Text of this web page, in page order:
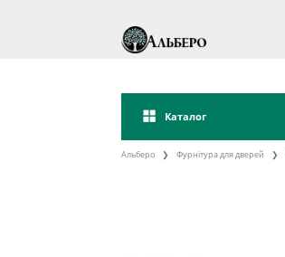
Каталог
Альберо Фурнітура для дверей